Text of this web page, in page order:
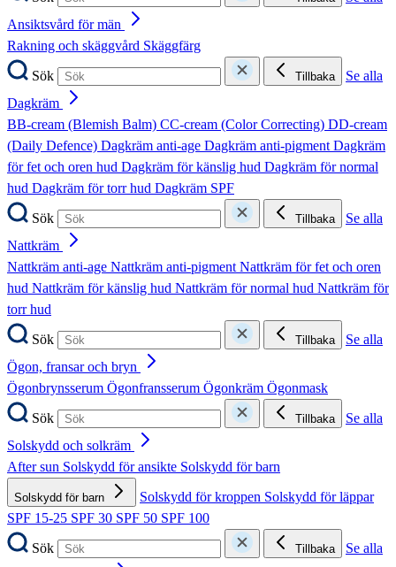
Ansiktsvård för män
Rakning och skäggvård Skäggfärg
Sök
Tillbaka
Se alla
Dagkräm
BB-cream (Blemish Balm) CC-cream (Color Correcting) DD-cream
(Daily Defence) Dagkräm anti-age Dagkräm anti-pigmentDagkräm
för fet och oren hud Dagkräm för känslig hud Dagkräm för normal
hud Dagkräm för torr hud Dagkräm SPF
Sök
Tillbaka
Se alla
Nattkräm
Nattkräm anti-age Nattkräm anti-pigmentNattkräm för fet och oren
hud Nattkräm för känslig hud Nattkräm för normal hud Nattkräm för
torr hud
Sök
Tillbaka
Se alla
Ögon, fransar och bryn
Ögonbrynsserum Ögonfransserum Ögonkräm Ögonmask
Sök
Tillbaka
Se alla
Solskydd och solkräm
After sun Solskydd för ansikte Solskydd för barn
Solskydd för barn Solskydd för kroppen Solskydd för läppar
SPF 15-25 SPF 30 SPF 50 SPF 100
Sök
Tillbaka
Se alla